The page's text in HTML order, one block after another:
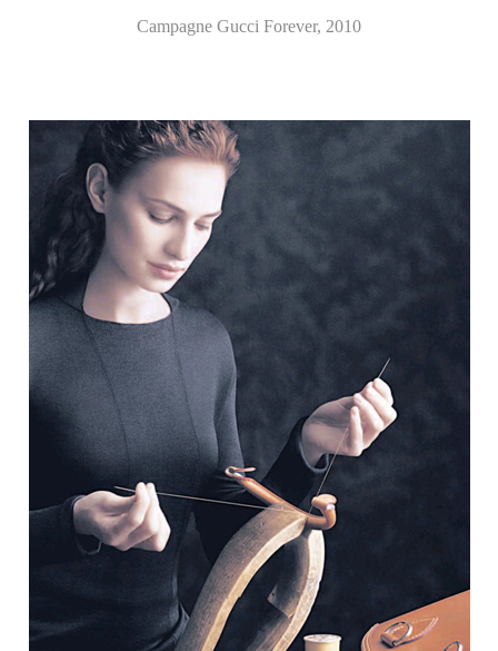
Campagne Gucci Forever, 2010